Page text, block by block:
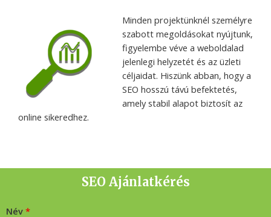
Minden projektünknél személyre
szabott megoldásokat nyújtunk,
figyelembe véve a weboldalad
jelenlegi helyzetét és az üzleti
céljaidat. Hiszünk abban, hogy a
SEO hosszú távú befektetés,
amely stabil alapot biztosít az
online sikeredhez.
SEO Ajánlatkérés
Név *